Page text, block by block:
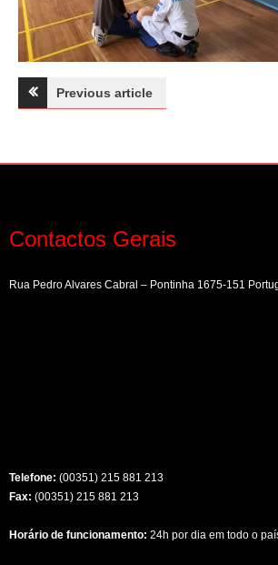
Navegação
artigos
Previous article
Contactos Gerais
Rua Pedro Alvares Cabral – Pontinha 1675-151
Telefone: (00351) 215 881 213
Fax: (00351) 215 881 213
Horário de funcionamento: 24h por dia em todo o